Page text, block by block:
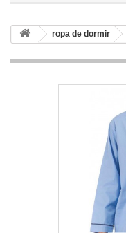
ropa de dormir